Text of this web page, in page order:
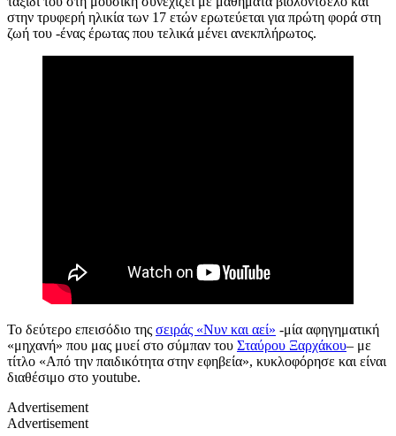
στην τρυφερή ηλικία των 17 ετών ερωτεύεται για πρώτη φορά στη
ζωή του -ένας έρωτας που τελικά μένει ανεκπλήρωτος.
Το δεύτερο επεισόδιο της σειράς «Νυν και αεί» -μία αφηγηματική
«μηχανή» που μας μυεί στο σύμπαν του Σταύρου Ξαρχάκου– με
τίτλο «Από την παιδικότητα στην εφηβεία», κυκλοφόρησε και είναι
διαθέσιμο στο youtube.
Advertisement
Advertisement